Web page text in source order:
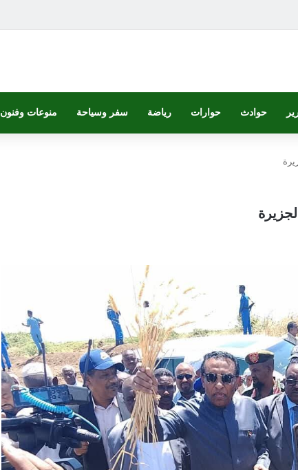
حوادث حوارات رياضة سفر وسياحة منوعات وفنون